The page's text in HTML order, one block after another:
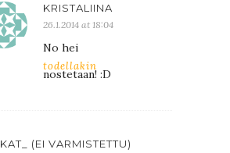
KRISTALIINA
26.1.2014 at 18:04
No hei
todellakin
nostetaan! :D
KAT_ (EI VARMISTETTU)